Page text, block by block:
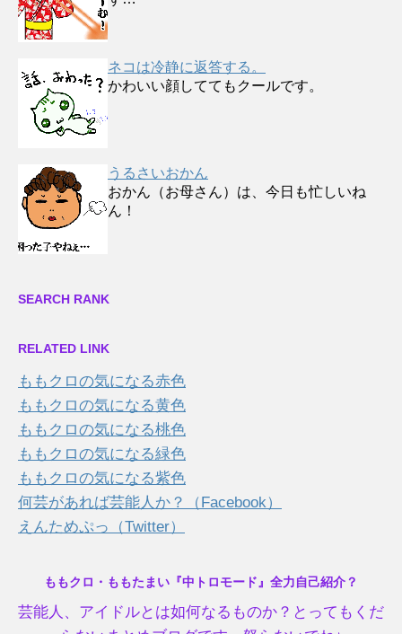
ネコは冷静に返答する。
かわいい顔しててもクールです。
うるさいおかん
おかん（お母さん）は、今日も忙しいね
ん！
SEARCH RANK
RELATED LINK
ももクロの気になる赤色
ももクロの気になる黄色
ももクロの気になる桃色
ももクロの気になる緑色
ももクロの気になる紫色
何芸があれば芸能人か？（Facebook）
えんためぷっ（Twitter）
ももクロ・ももたまい『中トロモード』全力自己紹介？
芸能人、アイドルとは如何なるものか？とってもくだ